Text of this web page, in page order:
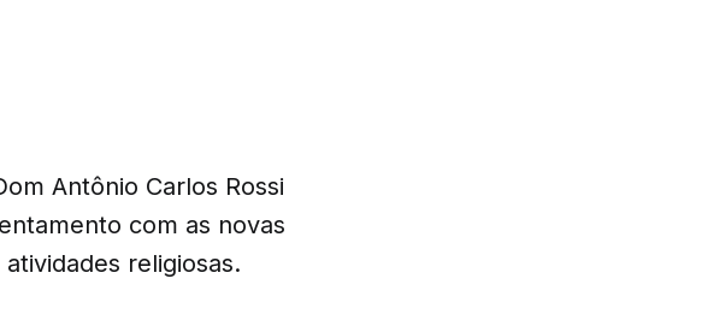
Antônio Carlos Rossi
com as novas
religiosas.